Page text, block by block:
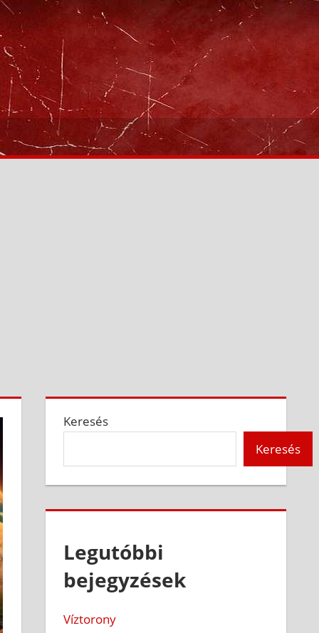
Keresés
Keresés
Legutóbbi
bejegyzések
Víztorony